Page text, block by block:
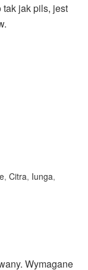
tak jak pils, jest
,Citra, Iunga,
Wymagane